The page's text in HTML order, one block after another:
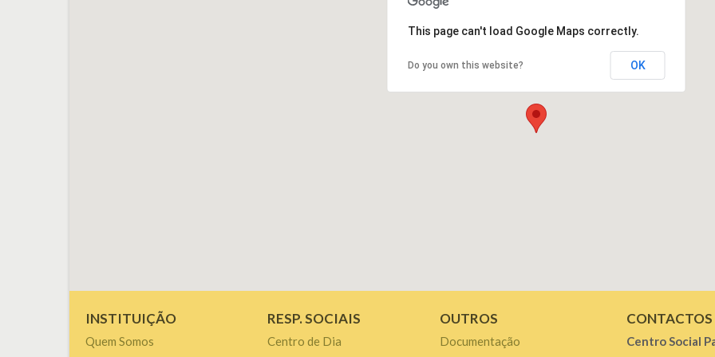
This page can't load Google Maps correctly.
Do you own this website? OK
INSTITUIÇÃO
Quem Somos
RESP. SOCIAIS
Centro de Dia
OUTROS
Documentação
CONTACTOS
Centro Social